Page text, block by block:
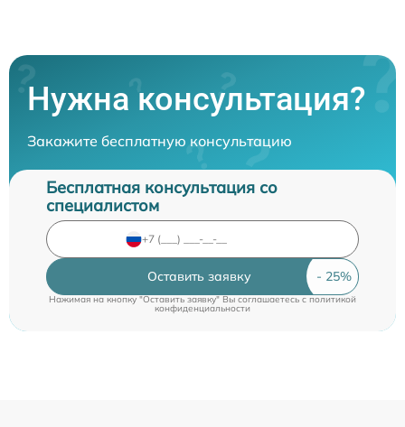
Нужна консультация?
Закажите бесплатную консультацию
Бесплатная консультация со
специалистом
Оставить заявку
Нажимая на кнопку "Оставить заявку" Вы соглашаетесь cполитикой
конфиденциальности